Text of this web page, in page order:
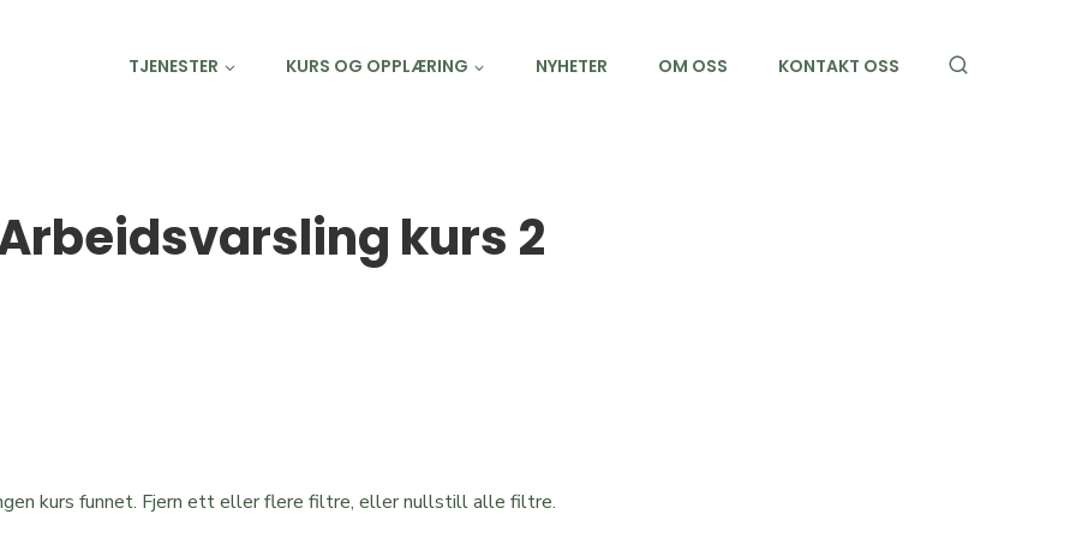
TJENESTER KURS OG OPPLÆRING NYHETER OM OSS KONTAKT OSS
til kurskategorier
kurs 2
kurs funnet. Fjern ett eller flere filtre, eller nullstill alle filtre.